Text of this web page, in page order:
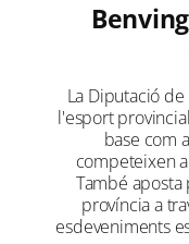
La Diputació
l'esport
base com
competeixen
També
província a
esdeveniments